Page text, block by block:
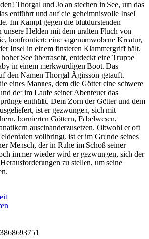
Thorgal und Jolan stechen in See, um das
entführt und auf die geheimnisvolle Insel
Im Kampf gegen die blutdürstenden
unsere Helden mit dem uralten Fluch von
konfrontiert: eine sagenumwobene Kreatur,
Insel in einem finsteren Klammergriff hält.
See überrascht, entdeckt eine Truppe
in einem merkwürdigen Boot. Das
den Namen Thorgal Ägirsson getauft.
eines Mannes, dem die Götter eine schwere
der im Laufe seiner Abenteuer das
enthüllt. Dem Zorn der Götter und dem
ist er gezwungen, sich mit
bornierten Göttern, Fabelwesen,
auseinanderzusetzen. Obwohl er oft
vollbringt, ist er im Grunde seines
Mensch, der in Ruhe im Schoß seiner
immer wieder wird er gezwungen, sich der
zu stellen, um seine